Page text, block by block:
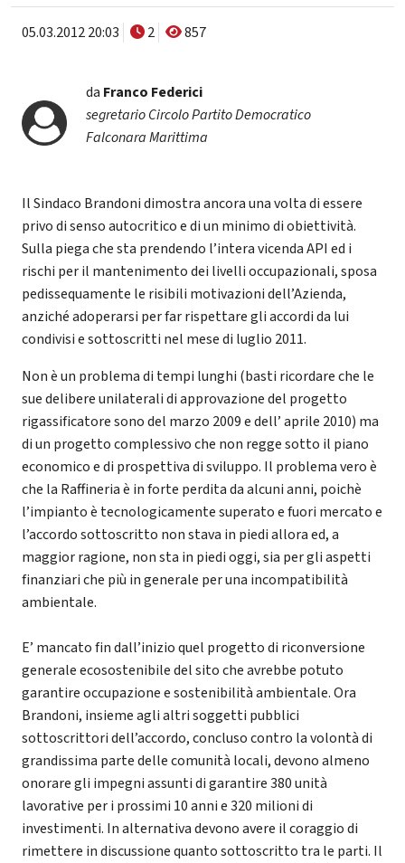
05.03.2012 20:03 2 857
da Franco Federici
segretario Circolo Partito Democratico
Falconara Marittima
Il Sindaco Brandoni dimostra ancora una volta di essere
privo di senso autocritico e di un minimo di obiettività.
Sulla piega che sta prendendo l’intera vicenda API ed i
rischi per il mantenimento dei livelli occupazionali, sposa
pedissequamente le risibili motivazioni dell’Azienda,
anziché adoperarsi per far rispettare gli accordi da lui
condivisi e sottoscritti nel mese di luglio 2011.
Non è un problema di tempi lunghi (basti ricordare che le
sue delibere unilaterali di approvazione del progetto
rigassificatore sono del marzo 2009 e dell’ aprile 2010) ma
di un progetto complessivo che non regge sotto il piano
economico e di prospettiva di sviluppo. Il problema vero è
che la Raffineria è in forte perdita da alcuni anni, poichè
l’impianto è tecnologicamente superato e fuori mercato e
l’accordo sottoscritto non stava in piedi allora ed, a
maggior ragione, non sta in piedi oggi, sia per gli aspetti
finanziari che più in generale per una incompatibilità
ambientale.
E’ mancato fin dall’inizio quel progetto di riconversione
generale ecosostenibile del sito che avrebbe potuto
garantire occupazione e sostenibilità ambientale. Ora
Brandoni, insieme agli altri soggetti pubblici
sottoscrittori dell’accordo, concluso contro la volontà di
grandissima parte delle comunità locali, devono almeno
onorare gli impegni assunti di garantire 380 unità
lavorative per i prossimi 10 anni e 320 milioni di
investimenti. In alternativa devono avere il coraggio di
rimettere in discussione quanto sottoscritto tra le parti. Il